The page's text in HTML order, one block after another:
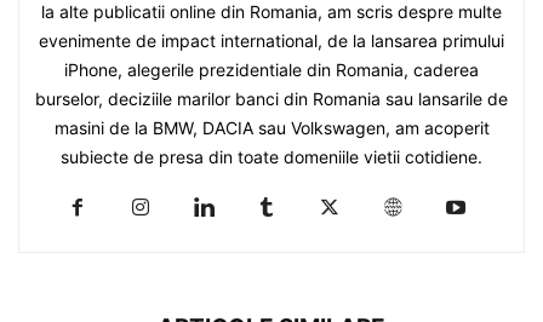
la alte publicatii online din Romania, am scris despre multe
evenimente de impact international, de la lansarea primului
iPhone, alegerile prezidentiale din Romania, caderea
burselor, deciziile marilor banci din Romania sau lansarile de
masini de la BMW, DACIA sau Volkswagen, am acoperit
subiecte de presa din toate domeniile vietii cotidiene.